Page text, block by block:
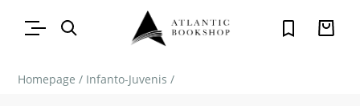
Homepage / Infanto-Juvenis /